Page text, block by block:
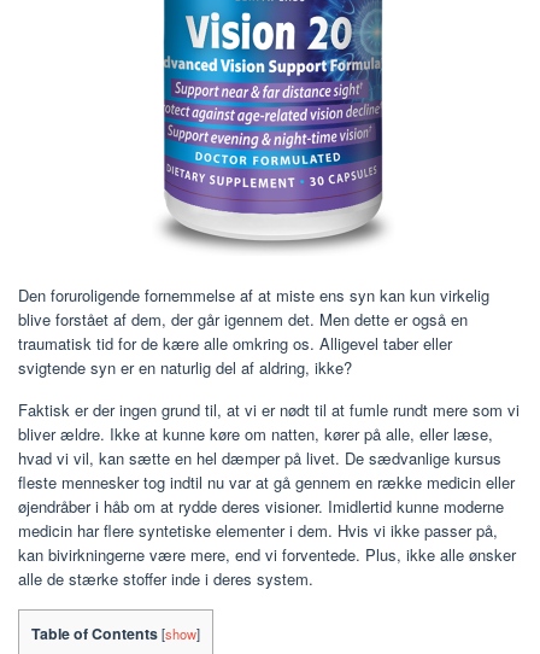
Den foruroligende fornemmelse af at miste ens syn kan kun virkelig
blive forstået af dem, der går igennem det. Men dette er også en
traumatisk tid for de kære alle omkring os. Alligevel taber eller
svigtende syn er en naturlig del af aldring, ikke?
Faktisk er der ingen grund til, at vi er nødt til at fumle rundt mere som vi
bliver ældre. Ikke at kunne køre om natten, kører på alle, eller læse,
hvad vi vil, kan sætte en hel dæmper på livet. De sædvanlige kursus
fleste mennesker tog indtil nu var at gå gennem en række medicin eller
øjendråber i håb om at rydde deres visioner. Imidlertid kunne moderne
medicin har flere syntetiske elementer i dem. Hvis vi ikke passer på,
kan bivirkningerne være mere, end vi forventede. Plus, ikke alle ønsker
alle de stærke stoffer inde i deres system.
Table of Contents[show]